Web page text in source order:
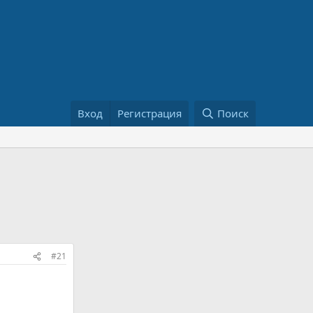
Вход Регистрация Поиск
#21